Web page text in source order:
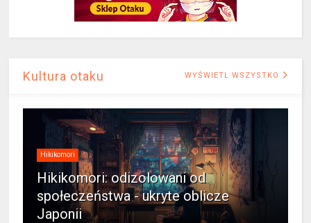
Kultura otaku WYŚWIETL WSZYSTKO
Hikikomori
Hikikomori: odizolowani od
społeczeństwa - ukryte oblicze
Japonii